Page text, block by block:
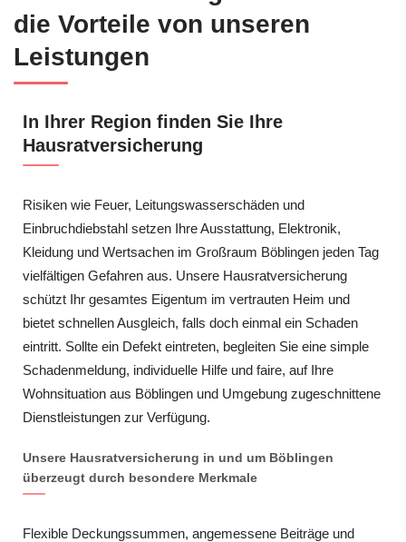
die Vorteile von unseren
Leistungen
In Ihrer Region finden Sie Ihre
Hausratversicherung
Risiken wie Feuer, Leitungswasserschäden und
Einbruchdiebstahl setzen Ihre Ausstattung, Elektronik,
Kleidung und Wertsachen im Großraum Böblingen jeden Tag
vielfältigen Gefahren aus. Unsere Hausratversicherung
schützt Ihr gesamtes Eigentum im vertrauten Heim und
bietet schnellen Ausgleich, falls doch einmal ein Schaden
eintritt. Sollte ein Defekt eintreten, begleiten Sie eine simple
Schadenmeldung, individuelle Hilfe und faire, auf Ihre
Wohnsituation aus Böblingen und Umgebung zugeschnittene
Dienstleistungen zur Verfügung.
Unsere Hausratversicherung in und um Böblingen
überzeugt durch besondere Merkmale
Flexible Deckungssummen, angemessene Beiträge und